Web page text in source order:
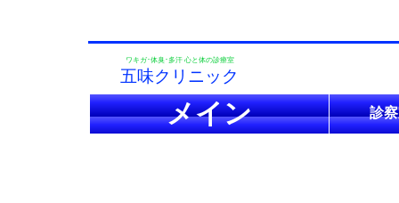
ワキガ･体臭･多汗 心と体の診療室
五味クリニック
メイン 診